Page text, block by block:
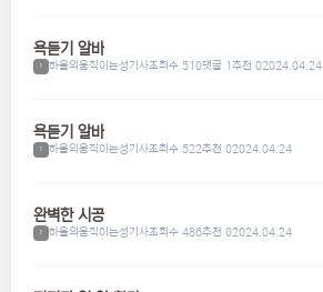
욕듣기 알바
1 하울의움직이는성기사조회수 510댓글 1 추천 02024.04.24
욕듣기 알바
1 하울의움직이는성기사조회수 522추천 02024.04.24
완벽한 시공
1 하울의움직이는성기사조회수 486추천 02024.04.24